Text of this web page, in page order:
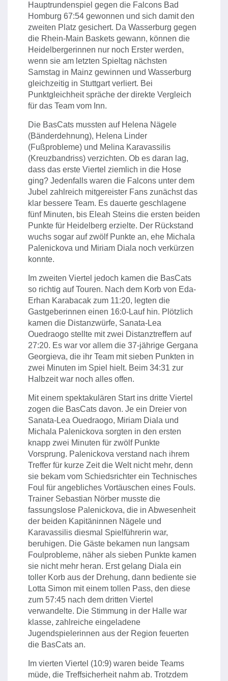
Hauptrundenspiel gegen die Falcons Bad
Homburg 67:54 gewonnen und sich damit den
zweiten Platz gesichert. Da Wasserburg gegen
die Rhein-Main Baskets gewann, können die
Heidelbergerinnen nur noch Erster werden,
wenn sie am letzten Spieltag nächsten
Samstag in Mainz gewinnen und Wasserburg
gleichzeitig in Stuttgart verliert. Bei
Punktgleichheit spräche der direkte Vergleich
für das Team vom Inn.
Die BasCats mussten auf Helena Nägele
(Bänderdehnung), Helena Linder
(Fußprobleme) und Melina Karavassilis
(Kreuzbandriss) verzichten. Ob es daran lag,
dass das erste Viertel ziemlich in die Hose
ging? Jedenfalls waren die Falcons unter dem
Jubel zahlreich mitgereister Fans zunächst das
klar bessere Team. Es dauerte geschlagene
fünf Minuten, bis Eleah Steins die ersten beiden
Punkte für Heidelberg erzielte. Der Rückstand
wuchs sogar auf zwölf Punkte an, ehe Michala
Palenickova und Miriam Diala noch verkürzen
konnte.
Im zweiten Viertel jedoch kamen die BasCats
so richtig auf Touren. Nach dem Korb von Eda-
Erhan Karabacak zum 11:20, legten die
Gastgeberinnen einen 16:0-Lauf hin. Plötzlich
kamen die Distanzwürfe, Sanata-Lea
Ouedraogo stellte mit zwei Distanztreffern auf
27:20. Es war vor allem die 37-jährige Gergana
Georgieva, die ihr Team mit sieben Punkten in
zwei Minuten im Spiel hielt. Beim 34:31 zur
Halbzeit war noch alles offen.
Mit einem spektakulären Start ins dritte Viertel
zogen die BasCats davon. Je ein Dreier von
Sanata-Lea Ouedraogo, Miriam Diala und
Michala Palenickova sorgten in den ersten
knapp zwei Minuten für zwölf Punkte
Vorsprung. Palenickova verstand nach ihrem
Treffer für kurze Zeit die Welt nicht mehr, denn
sie bekam vom Schiedsrichter ein Technisches
Foul für angebliches Vortäuschen eines Fouls.
Trainer Sebastian Nörber musste die
fassungslose Palenickova, die in Abwesenheit
der beiden Kapitäninnen Nägele und
Karavassilis diesmal Spielführerin war,
beruhigen. Die Gäste bekamen nun langsam
Foulprobleme, näher als sieben Punkte kamen
sie nicht mehr heran. Erst gelang Diala ein
toller Korb aus der Drehung, dann bediente sie
Lotta Simon mit einem tollen Pass, den diese
zum 57:45 nach dem dritten Viertel
verwandelte. Die Stimmung in der Halle war
klasse, zahlreiche eingeladene
Jugendspielerinnen aus der Region feuerten
die BasCats an.
Im vierten Viertel (10:9) waren beide Teams
müde, die Treffsicherheit nahm ab. Trotzdem